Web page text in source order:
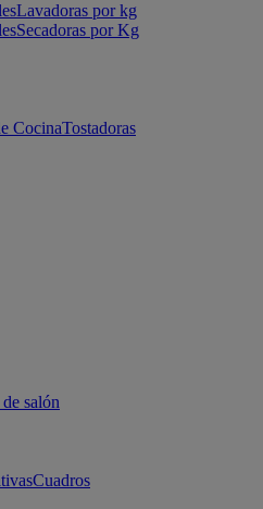
Lavadoras por kg
Secadoras por Kg
CocinaTostadoras
salón
Cuadros